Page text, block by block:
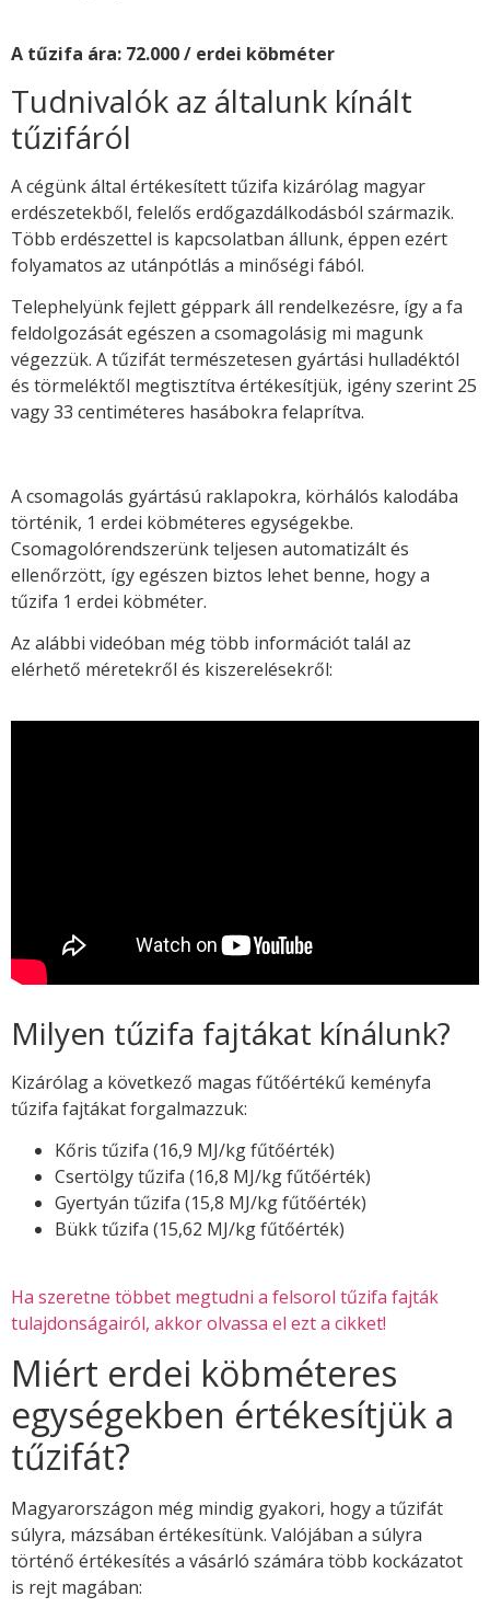
A tűzifa ára: 72.000/ erdei köbméter
Tudnivalók az általunk kínált
tűzifáról
A cégünk által értékesített tűzifa kizárólag magyar
erdészetekből, felelős erdőgazdálkodásból származik.
Több erdészettel is kapcsolatban állunk, éppen ezért
folyamatos az utánpótlás a minőségi fából.
Telephelyünk fejlett géppark áll rendelkezésre, így a fa
feldolgozását egészen a csomagolásig mi magunk
végezzük. A tűzifát természetesen gyártási hulladéktól
és törmeléktől megtisztítva értékesítjük, igény szerint 25
vagy 33 centiméteres hasábokra felaprítva.
A csomagolás gyártású raklapokra, körhálós kalodába
történik, 1 erdei köbméteres egységekbe.
Csomagolórendszerünk teljesen automatizált és
ellenőrzött, így egészen biztos lehet benne, hogy a
tűzifa 1 erdei köbméter.
Az alábbi videóban még több információt talál az
elérhető méretekről és kiszerelésekről:
Milyen tűzifa fajtákat kínálunk?
Kizárólag a következő magas fűtőértékű keményfa
tűzifa fajtákat forgalmazzuk:
Kőris tűzifa (16,9 MJ/kg fűtőérték)
Csertölgy tűzifa (16,8 MJ/kg fűtőérték)
Gyertyán tűzifa (15,8 MJ/kg fűtőérték)
Bükk tűzifa (15,62 MJ/kg fűtőérték)
Ha szeretne többet megtudni a felsorol tűzifa fajták
tulajdonságairól, akkor olvassa el ezt a cikket!
Miért erdei köbméteres
egységekben értékesítjük a
tűzifát?
Magyarországon még mindig gyakori, hogy a tűzifát
súlyra, mázsában értékesítünk. Valójában a súlyra
történő értékesítés a vásárló számára több kockázatot
is rejt magában: